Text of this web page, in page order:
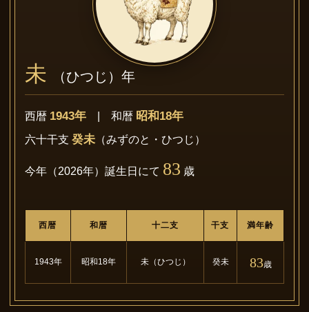
未 （ひつじ）年
西暦 1943年 | 和暦 昭和18年
六十干支 癸未 （みずのと・ひつじ）
今年（2026年）誕生日にて 83 歳
西暦 和暦 十二支 干支 満年齢
1943年 昭和18年 未（ひつじ） 癸未 83歳